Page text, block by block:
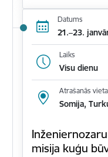
Datums
21.–23.
Laiks
Visu dienu
Atrašanās vieta
Somija,
misija kuģu